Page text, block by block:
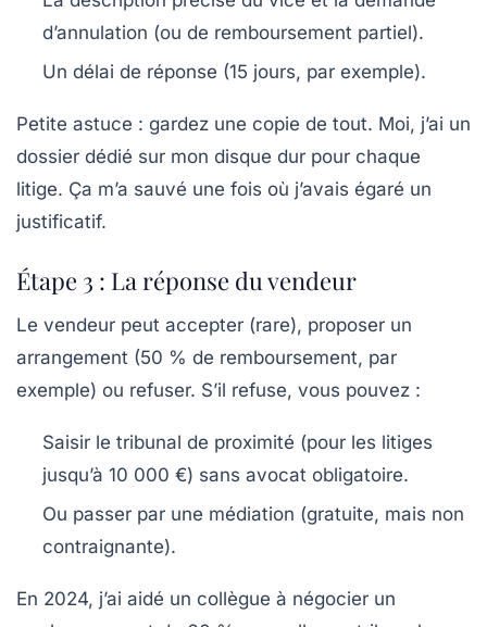
d’annulation (ou de remboursement partiel).
Un délai de réponse (15 jours, par exemple).
Petite astuce : gardez une copie de tout. Moi, j’ai un
dossier dédié sur mon disque dur pour chaque
litige. Ça m’a sauvé une fois où j’avais égaré un
justificatif.
Étape 3 : La réponse du vendeur
Le vendeur peut accepter (rare), proposer un
arrangement (50 % de remboursement, par
exemple) ou refuser. S’il refuse, vous pouvez :
Saisir le tribunal de proximité (pour les litiges
jusqu’à 10 000 €) sans avocat obligatoire.
Ou passer par une médiation (gratuite, mais non
contraignante).
En 2024, j’ai aidé un collègue à négocier un